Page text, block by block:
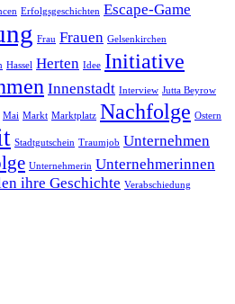
Erfolgsgeschichten Escape-Game
Frau Frauen Gelsenkirchen
Hassel Herten Idee Initiative
Innenstadt Interview Jutta Beyrow
Mai Markt Marktplatz Nachfolge Ostern
Stadtgutschein Traumjob Unternehmen
Unternehmerin Unternehmerinnen
ihre Geschichte Verabschiedung